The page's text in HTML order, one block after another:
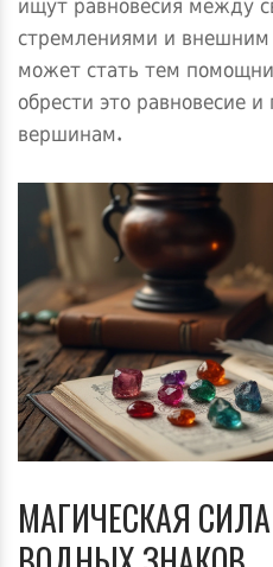
ищут равновесия между
стремлениями и
может стать тем
обрести это равновесие
вершинам.
МАГИЧЕСКАЯ